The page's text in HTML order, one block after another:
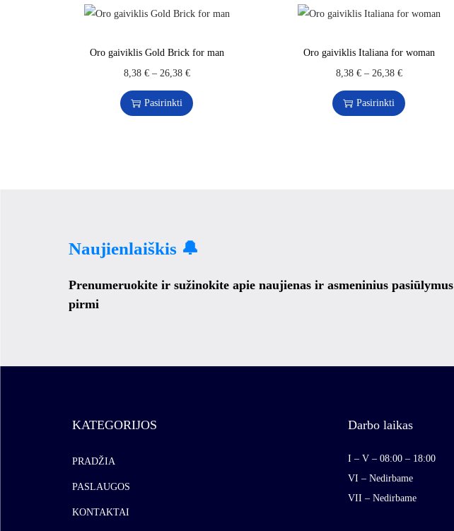
Oro gaiviklis Gold Brick for man
8,38 €– 26,38 €
Pasirinkti
Oro gaiviklis Italiana for woman
8,38 €– 26,38 €
Pasirinkti
Naujienlaiškis 🔔
Prenumeruokite ir sužinokite apie naujienas ir asmeninius pasiūlymus
pirmi
KATEGORIJOS
PRADŽIA
PASLAUGOS
KONTAKTAI
Darbo laikas
I – V – 08:00 – 18:00
VI – Nedirbame
VII – Nedirbame